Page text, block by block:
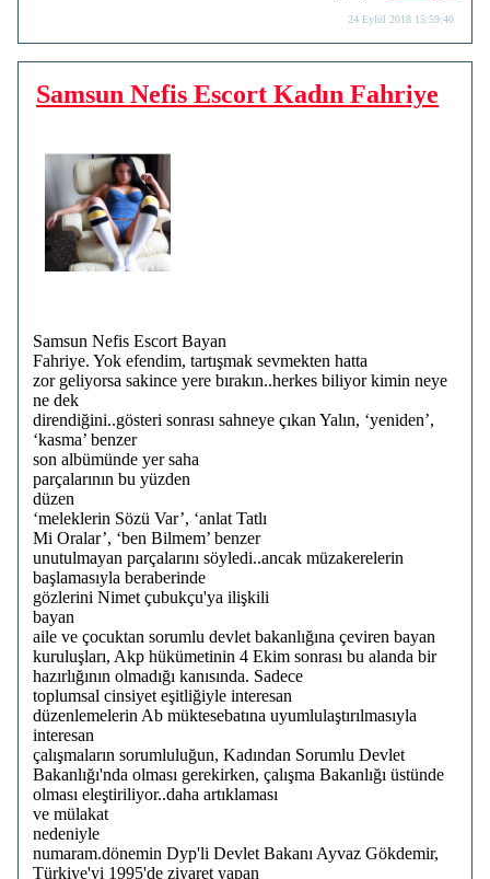
24 Eylül 2018 15:59:40
Samsun Nefis Escort Kadın Fahriye
Samsun Nefis Escort Bayan
Fahriye. Yok efendim, tartışmak sevmekten hatta
zor geliyorsa sakince yere bırakın..herkes biliyor kimin neye
ne dek
direndiğini..gösteri sonrası sahneye çıkan Yalın, ‘yeniden’,
‘kasma’ benzer
son albümünde yer saha
parçalarının bu yüzden
düzen
‘meleklerin Sözü Var’, ‘anlat Tatlı
Mi Oralar’, ‘ben Bilmem’ benzer
unutulmayan parçalarını söyledi..ancak müzakerelerin
başlamasıyla beraberinde
gözlerini Nimet çubukçu'ya ilişkili
bayan
aile ve çocuktan sorumlu devlet bakanlığına çeviren bayan
kuruluşları, Akp hükümetinin 4 Ekim sonrası bu alanda bir
hazırlığının olmadığı kanısında. Sadece
toplumsal cinsiyet eşitliğiyle interesan
düzenlemelerin Ab müktesebatına uyumlulaştırılmasıyla
interesan
çalışmaların sorumluluğun, Kadından Sorumlu Devlet
Bakanlığı'nda olması gerekirken, çalışma Bakanlığı üstünde
olması eleştiriliyor..daha artıklaması
ve mülakat
nedeniyle
numaram.dönemin Dyp'li Devlet Bakanı Ayvaz Gökdemir,
Türkiye'yi 1995'de ziyaret yapan